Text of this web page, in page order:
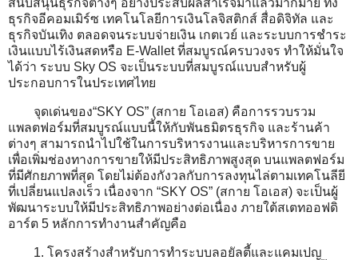
สนับสนุนธุรกิจต่างๆ อย่างประสบผลสำเร็จมาแล้วมากมาย ทั้ง
ธุรกิจอีคอมเมิร์ซ เทคโนโลยีการเงินโลจิสติกส์ สื่อดิจิทัล และ
ธุรกิจบันเทิง ตลอดจนระบบจ่ายเงิน เกตเวย์ และระบบการชำระ
เงินแบบไร้เงินสดหรือ E-Wallet ที่สมบูรณ์ครบวงจร ทำให้มั่นใจ
ได้ว่า ระบบ Sky OS จะเป็นระบบที่สมบูรณ์แบบสำหรับผู้
ประกอบการในประเทศไทย
จุดเด่นของ“SKY OS” (สกาย โอเอส) คือการรวบรวม
แพลตฟอร์มที่สมบูรณ์แบบนี้ให้กับพันธมิตรธุรกิจ และร้านค้า
ต่างๆ สามารถนำไปใช้ในการบริหารงานและบริหารการขาย
เพื่อเพิ่มช่องทางการขายให้มีประสิทธิภาพสูงสุด บนแพลตฟอร์ม
ที่มีศักยภาพที่สุด โดยไม่ต้องกังวลกับการลงทุนไล่ตามเทคโนลียี
ที่เปลี่ยนแปลงเร็ว เนื่องจาก “SKY OS” (สกาย โอเอส) จะเป็นผู้
พัฒนาระบบให้มีประสิทธิภาพอย่างต่อเนื่อง ภายใต้สเตทออฟดิ
อาร์ต 5 หลักการทำงานสำคัญคือ
1. โครงสร้างสำหรับการทำระบบลอยัลตี้และแคมเปญ